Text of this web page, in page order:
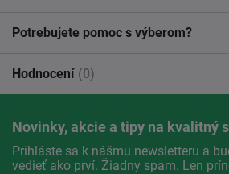
Potrebujete pomoc s výberom?
Hodnocení (0)
Novinky, akcie a tipy na kvalitný
Prihláste sa k nášmu newsletteru a
vedieť ako prví. Žiadny spam. Len